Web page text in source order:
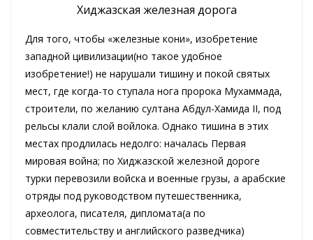
Хиджазская железная дорога
Для того, чтобы «железные кони», изобретение
западной цивилизации(но такое удобное
изобретение!) не нарушали тишину и покой святых
мест, где когда-то ступала нога пророка Мухаммада,
строители, по желанию султана Абдул-Хамида II, под
рельсы клали слой войлока. Однако тишина в этих
местах продлилась недолго: началась Первая
мировая война; по Хиджазской железной дороге
турки перевозили войска и военные грузы, а арабские
отряды под руководством путешественника,
археолога, писателя, дипломата(а по
совместительству и английского разведчика)